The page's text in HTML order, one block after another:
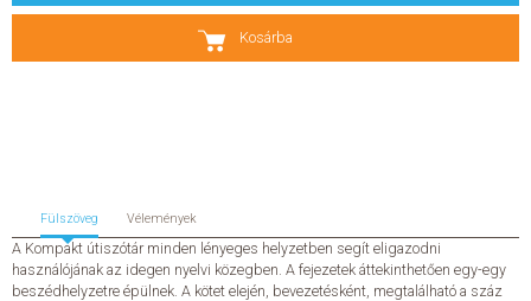
Kosárba
Fülszöveg Vélemények
A Kompakt útiszótár minden lényeges helyzetben segít eligazodni
használójának az idegen nyelvi közegben. A fejezetek áttekinthetően egy-egy
beszédhelyzetre épülnek. A kötet elején, bevezetésként, megtalálható a száz
HÍREK
KAPCSOLAT